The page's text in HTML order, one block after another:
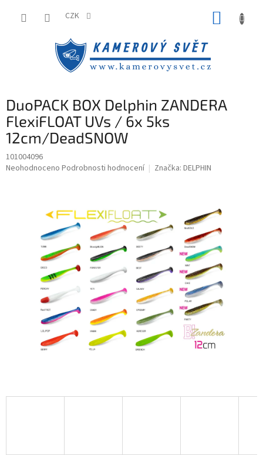
CZK
DuoPACK BOX Delphin ZANDERA
FlexiFLOAT UVs / 6x 5ks
12cm/DeadSNOW
101004096
Průměrné
hvězdiček.
Neohodnoceno Podrobnosti hodnocení Značka: DELPHIN